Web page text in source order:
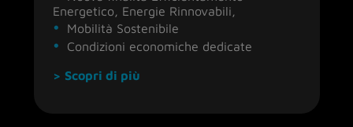
Energetico, Energie Rinnovabili,
Mobilità Sostenibile
Condizioni economiche dedicate
> Scopri di più